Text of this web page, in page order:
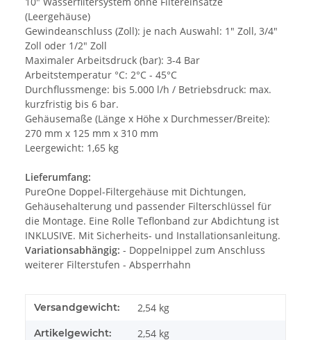
(Leergehäuse)
Gewindeanschluss (Zoll): je nach Auswahl: 1" Zoll, 3/4"
Zoll oder 1/2" Zoll
Maximaler Arbeitsdruck (bar): 3-4 Bar
Arbeitstemperatur °C: 2°C - 45°C
Durchflussmenge: bis 5.000 l/h / Betriebsdruck: max.
kurzfristig bis 6 bar.
Gehäusemaße (Länge x Höhe x Durchmesser/Breite):
270 mm x 125 mm x 310 mm
Leergewicht: 1,65 kg
Lieferumfang:
PureOne Doppel-Filtergehäuse mit Dichtungen,
Gehäusehalterung und passender Filterschlüssel für
die Montage. Eine Rolle Teflonband zur Abdichtung ist
INKLUSIVE. Mit Sicherheits- und Installationsanleitung.
Variationsabhängig: - Doppelnippel zum Anschluss
weiterer Filterstufen - Absperrhahn
Versandgewicht: 2,54 kg
Artikelgewicht: 2,54 kg